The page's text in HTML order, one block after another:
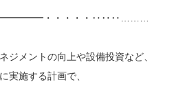
━━━━━・・・・・‥‥‥………
ジメントの向上や設備投資など、
実施する計画で、